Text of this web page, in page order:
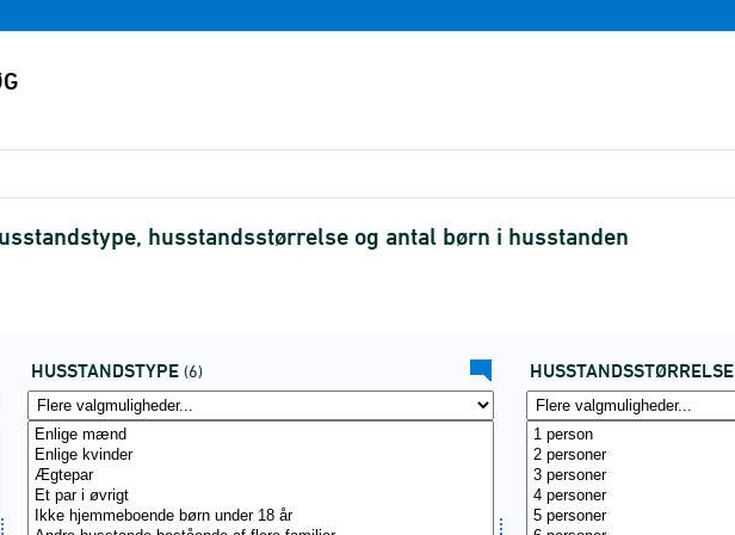
husstandsstørrelse og antal børn i husstanden
HUSSTANDSTYPE (6) HUSSTANDSSTØRRELSE